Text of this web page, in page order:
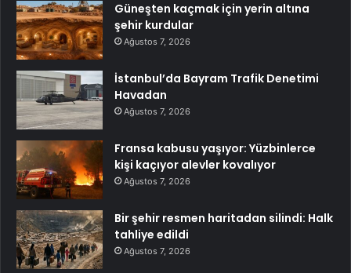
Güneşten kaçmak için yerin altına
şehir kurdular
Ağustos 7, 2026
İstanbul’da Bayram Trafik Denetimi
Havadan
Ağustos 7, 2026
Fransa kabusu yaşıyor: Yüzbinlerce
kişi kaçıyor alevler kovalıyor
Ağustos 7, 2026
Bir şehir resmen haritadan silindi: Halk
tahliye edildi
Ağustos 7, 2026